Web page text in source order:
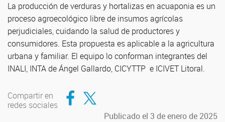
La producción de verduras y hortalizas en acuaponia es un
proceso agroecológico libre de insumos agrícolas
perjudiciales, cuidando la salud de productores y
consumidores. Esta propuesta es aplicable a la agricultura
urbana y familiar. El equipo lo conforman integrantes del
INALI, INTA de Ángel Gallardo, CICYTTP e ICIVET Litoral.
Compartir en
redes sociales
Compartir en Facebook
Compartir en Twitter
Publicado el 3 de enero de 2025